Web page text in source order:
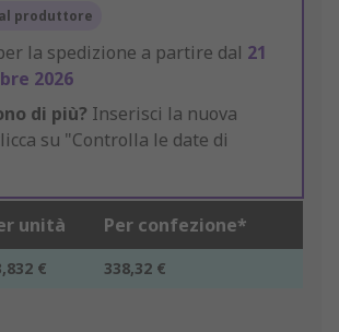
produttore
la spedizione a partire dal 21
2026
di più? Inserisci la nuova
su "Controlla le date di
unità Per confezione*
€ 338,32 €